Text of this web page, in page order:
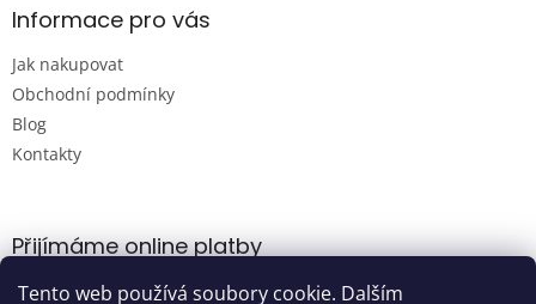
Tento web používá soubory cookie. Dalším
Informace pro vás
Jak nakupovat
Obchodní podmínky
Blog
Kontakty
Přijímáme online platby